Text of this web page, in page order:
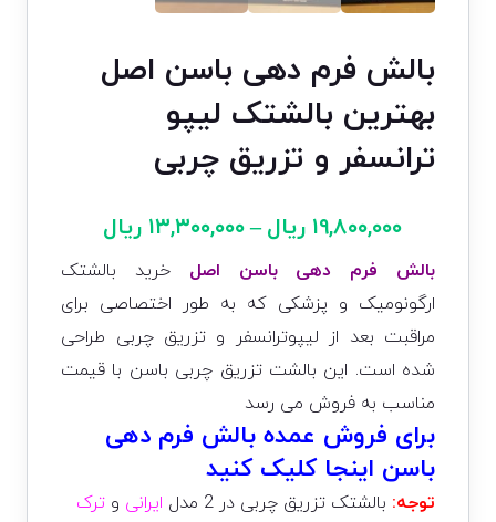
بالش فرم دهی باسن اصل
بهترین بالشتک لیپو
ترانسفر و تزریق چربی
۱۹,۸۰۰,۰۰۰ ریال –۱۳,۳۰۰,۰۰۰ ریال
بالش فرم دهی باسن اصل خرید بالشتک
ارگونومیک و پزشکی که به طور اختصاصی برای
مراقبت بعد از لیپوترانسفر و تزریق چربی طراحی
شده است. این بالشت تزریق چربی باسن با قیمت
مناسب به فروش می رسد
برای فروش عمده بالش فرم دهی
باسن اینجا کلیک کنید
توجه: بالشتک تزریق چربی در 2 مدل ایرانی وترک